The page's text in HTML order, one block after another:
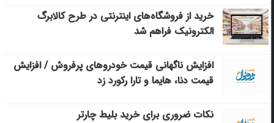
خرید از فروشگاه‌های اینترنتی در طرح کالابرگ
الکترونیک فراهم شد
افزایش ناگهانی قیمت خودروهای پرفروش / افزایش
قیمت دنا، هایما و تارا رکورد زد
نکات ضروری برای خرید بلیط چارتر